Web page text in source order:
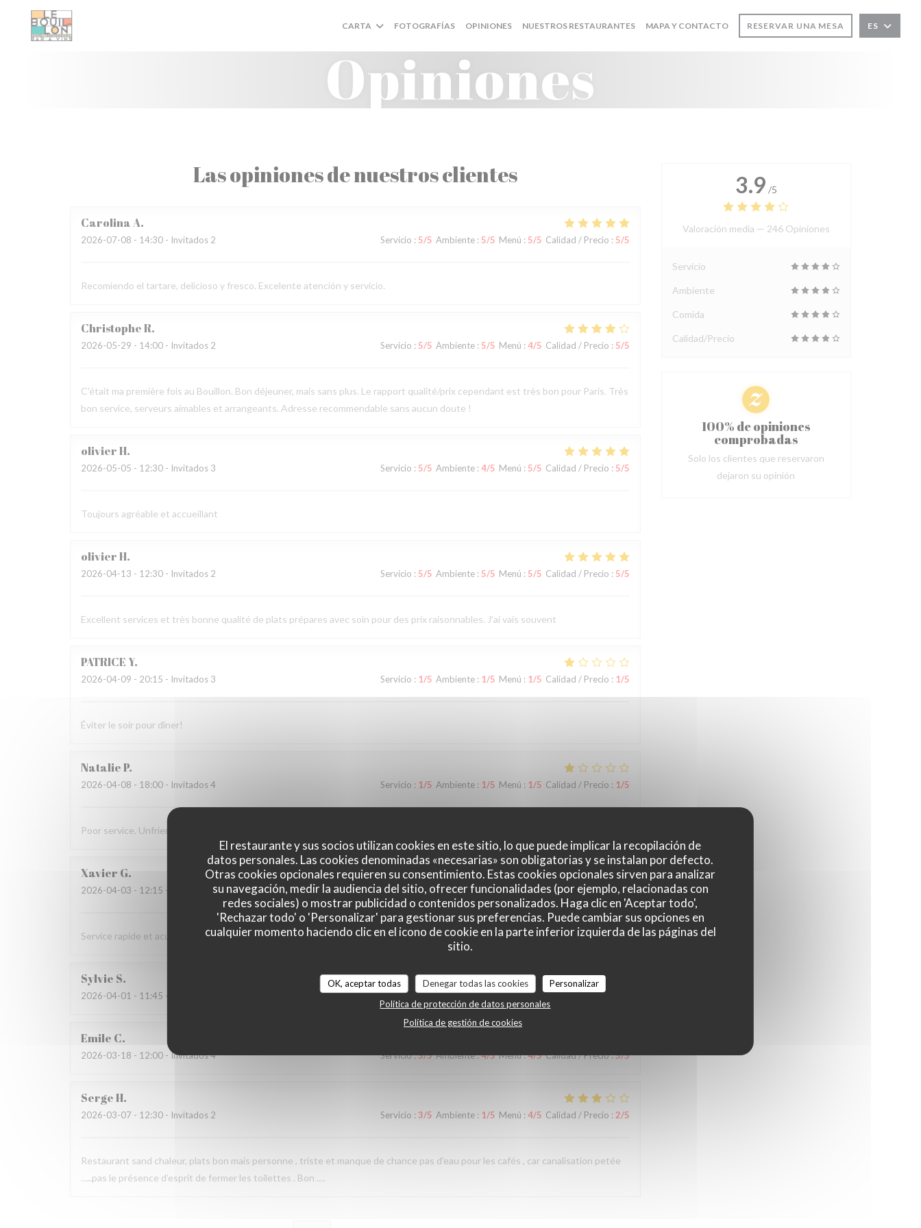
Personalización de sus opciones de cookies
El restaurante y sus socios utilizan cookies en este sitio, lo que puede implicar la recopilación de
datos personales. Las cookies denominadas «necesarias» son obligatorias y se instalan por defecto.
Otras cookies opcionales requieren su consentimiento. Estas cookies opcionales sirven para analizar
su navegación, medir la audiencia del sitio, ofrecer funcionalidades (por ejemplo, relacionadas con
redes sociales) o mostrar publicidad o contenidos personalizados. Haga clic en 'Aceptar todo',
'Rechazar todo' o 'Personalizar' para gestionar sus preferencias. Puede cambiar sus opciones en
cualquier momento haciendo clic en el icono de cookie en la parte inferior izquierda de las páginas del
sitio.
OK, aceptar todas Denegar todas las cookies
Personalizar
Política de protección de datos personales
Política de gestión de cookies
CARTA FOTOGRAFÍAS OPINIONES NUESTROS RESTAURANTES MAPA Y CONTACTO RESERVAR UNA MESA ES
Opiniones
Las opiniones de nuestros clientes
CarolinaA
2026-07-08 - 14:30 - Invitados 2 Servicio : 5/5 Ambiente: 5/5 Menú : 5/5 Calidad / Precio : 5/5
Recomiendo el tartare, delicioso y fresco. Excelente atención y servicio.
ChristopheR
2026-05-29 - 14:00 - Invitados 2 Servicio : 5/5 Ambiente: 5/5 Menú : 4/5 Calidad / Precio : 5/5
C'était ma première fois au Bouillon. Bon déjeuner, mais sans plus. Le rapport qualité/prix cependant est très bon pour Paris. Très
bon service, serveurs aimables et arrangeants. Adresse recommendable sans aucun doute !
olivierH
2026-05-05 - 12:30 - Invitados 3 Servicio : 5/5 Ambiente: 4/5 Menú : 5/5 Calidad / Precio : 5/5
Toujours agréable et accueillant
olivierH
2026-04-13 - 12:30 - Invitados 2 Servicio : 5/5 Ambiente: 5/5 Menú : 5/5 Calidad / Precio : 5/5
Excellent services et très bonne qualité de plats prépares avec soin pour des prix raisonnables. J’ai vais souvent
PATRICE Y
2026-04-09 - 20:15 - Invitados 3 Servicio : 1/5 Ambiente: 1/5 Menú : 1/5 Calidad / Precio : 1/5
Éviter le soir pour dîner!
NatalieP
2026-04-08 - 18:00 - Invitados 4 Servicio : 1/5 Ambiente: 1/5 Menú : 1/5 Calidad / Precio : 1/5
Poor service. Unfriendly staff. Stale bread. Disappointing food.
Xavier G
2026-04-03 - 12:15 - Invitados 2 Servicio: 5/5 Ambiente: 5/5 Menú: 5/5 Calidad / Precio :5 /5
Service rapide et acueillant, cuisine de qualité à prix raisonnable
Sylvie S
2026-04-01 - 11:45 - Invitados 2 Servicio :5/5 Ambiente:5/5 Menú:5/5 Calidad / Precio
Emile C
2026-03-18 - 12:00 - Invitados 4 Servicio:5/5 Ambiente:4/5 Menú:4/5 Calidad / Precio:5/5
SergeH
2026-03-07 - 12:30 - Invitados 2 Servicio : 3/5 Ambiente: 1/5 Menú : 4/5 Calidad / Precio : 2/5
Restaurant sand chaleur, plats bon mais personne , triste et manque de chance pas d’eau pour les cafés , car canalisation petée
…..pas le présence d’esprit de fermer les toilettes . Bon ….
3.9 /5
Valoración media — 246 Opiniones
Servicio
Ambiente
Comida
Calidad/Precio
100% de opiniones
comprobadas
Solo los clientes que reservaron
dejaron su opinión